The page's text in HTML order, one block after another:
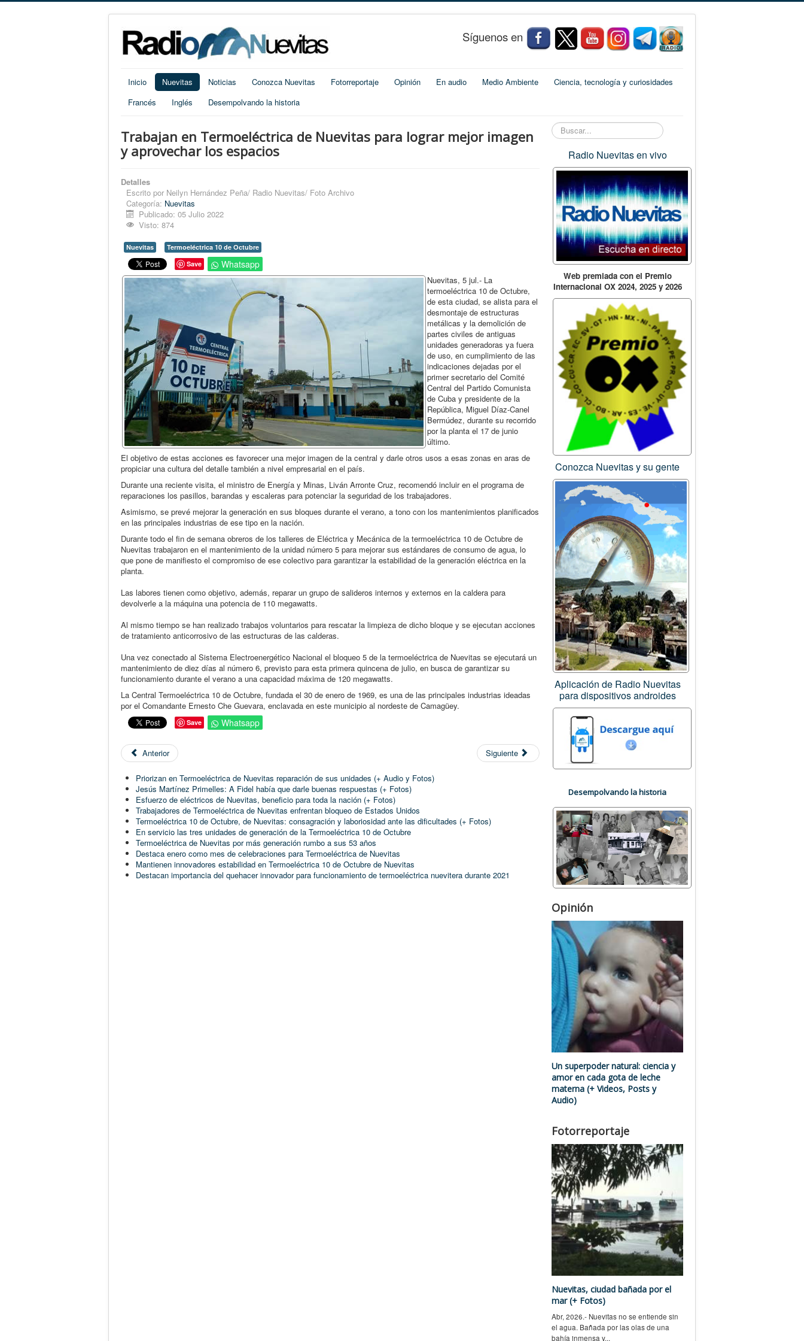
Síguenos en
Inicio Nuevitas Noticias Conozca Nuevitas Fotorreportaje Opinión En audio Medio Ambiente
Ciencia, tecnología y curiosidades
Francés
Inglés Desempolvando la historia
Trabajan en Termoeléctrica de Nuevitas para lograr mejor imagen
y aprovechar los espacios
Detalles
Escrito por Neilyn Hernández Peña/ Radio Nuevitas/ Foto Archivo
Categoría: Nuevitas
Publicado: 05 Julio 2022
Visto: 874
Nuevitas
Termoeléctrica 10 de Octubre
Save
Whatsapp
Nuevitas, 5 jul.- La
termoeléctrica 10 de Octubre,
de esta ciudad, se alista para el
desmontaje de estructuras
metálicas y la demolición de
partes civiles de antiguas
unidades generadoras ya fuera
de uso, en cumplimiento de las
indicaciones dejadas por el
primer secretario del Comité
Central del Partido Comunista
de Cuba y presidente de la
República, Miguel Díaz-Canel
Bermúdez, durante su recorrido
por la planta el 17 de junio
último.
El objetivo de estas acciones es favorecer una mejor imagen de la central y darle otros usos a esas zonas en aras de
propiciar una cultura del detalle también a nivel empresarial en el país.
Durante una reciente visita, el ministro de Energía y Minas, Liván Arronte Cruz, recomendó incluir en el programa de
reparaciones los pasillos, barandas y escaleras para potenciar la seguridad de los trabajadores.
Asimismo, se prevé mejorar la generación en sus bloques durante el verano, a tono con los mantenimientos planificados
en las principales industrias de ese tipo en la nación.
Durante todo el fin de semana obreros de los talleres de Eléctrica y Mecánica de la termoeléctrica 10 de Octubre de
Nuevitas trabajaron en el mantenimiento de la unidad número 5 para mejorar sus estándares de consumo de agua, lo
que pone de manifiesto el compromiso de ese colectivo para garantizar la estabilidad de la generación eléctrica en la
planta.
Las labores tienen como objetivo, además, reparar un grupo de salideros internos y externos en la caldera para
devolverle a la máquina una potencia de 110 megawatts.
Al mismo tiempo se han realizado trabajos voluntarios para rescatar la limpieza de dicho bloque y se ejecutan acciones
de tratamiento anticorrosivo de las estructuras de las calderas.
Una vez conectado al Sistema Electroenergético Nacional el bloqueo 5 de la termoeléctrica de Nuevitas se ejecutará un
mantenimiento de diez días al número 6, previsto para esta primera quincena de julio, en busca de garantizar su
funcionamiento durante el verano a una capacidad máxima de 120 megawatts.
La Central Termoeléctrica 10 de Octubre, fundada el 30 de enero de 1969, es una de las principales industrias ideadas
por el Comandante Ernesto Che Guevara, enclavada en este municipio al nordeste de Camagüey.
Save Whatsapp
Anterior Siguiente
Priorizan en Termoeléctrica de Nuevitas reparación de sus unidades (+ Audio y Fotos)
Jesús Martínez Primelles: A Fidel había que darle buenas respuestas (+ Fotos)
Esfuerzo de eléctricos de Nuevitas, beneficio para toda la nación (+ Fotos)
Trabajadores de Termoeléctrica de Nuevitas enfrentan bloqueo de Estados Unidos
Termoeléctrica 10 de Octubre, de Nuevitas: consagración y laboriosidad ante las dificultades (+ Fotos)
En servicio las tres unidades de generación de la Termoeléctrica 10 de Octubre
Termoeléctrica de Nuevitas por más generación rumbo a sus 53 años
Destaca enero como mes de celebraciones para Termoeléctrica de Nuevitas
Mantienen innovadores estabilidad en Termoeléctrica 10 de Octubre de Nuevitas
Destacan importancia del quehacer innovador para funcionamiento de termoeléctrica nuevitera durante 2021
Buscar...
Radio Nuevitas en vivo
Web premiada con el Premio
Internacional OX 2024, 2025 y 2026
Conozca Nuevitas y su gente
Aplicación de Radio Nuevitas
para dispositivos androides
Desempolvando la historia
Opinión
Un superpoder natural: ciencia y
amor en cada gota de leche
materna (+ Videos, Posts y
Audio)
Fotorreportaje
Nuevitas, ciudad bañada por el
mar (+ Fotos)
Abr, 2026.- Nuevitas no se entiende sin
el agua. Bañada por las olas de una
bahía inmensa y...